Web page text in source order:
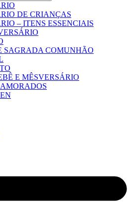
DE CRIANÇAS
– ITENS ESSENCIAIS
SAGRADA COMUNHÃO
E MÊSVERSÁRIO